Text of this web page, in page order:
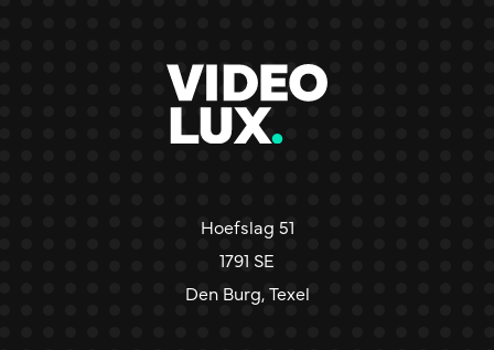
Hoefslag 51
1791 SE
Den Burg, Texel